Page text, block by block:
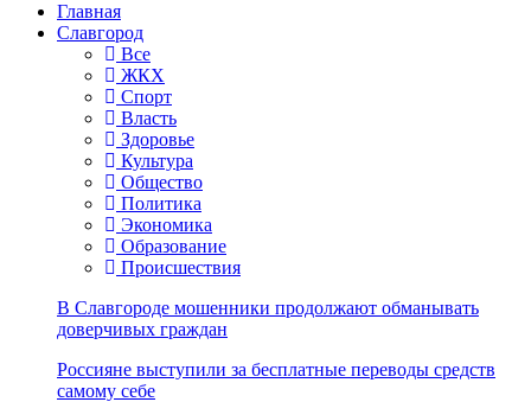
Главная
Славгород
Все
ЖКХ
Спорт
Власть
Здоровье
Культура
Общество
Политика
Экономика
Образование
Происшествия
В Славгороде мошенники продолжают обманывать
доверчивых граждан
Россияне выступили за бесплатные переводы средств
самому себе